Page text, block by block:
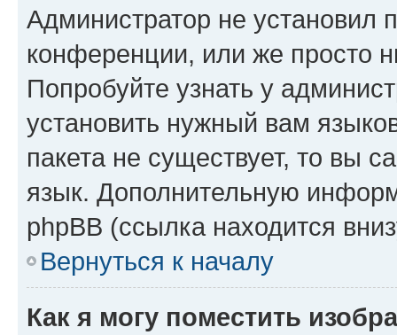
Администратор не установил
конференции, или же просто
Попробуйте узнать у
установить нужный вам
пакета не существует, то вы
язык. Дополнительную
phpBB (ссылка находится
Вернуться к началу
Как я могу поместить